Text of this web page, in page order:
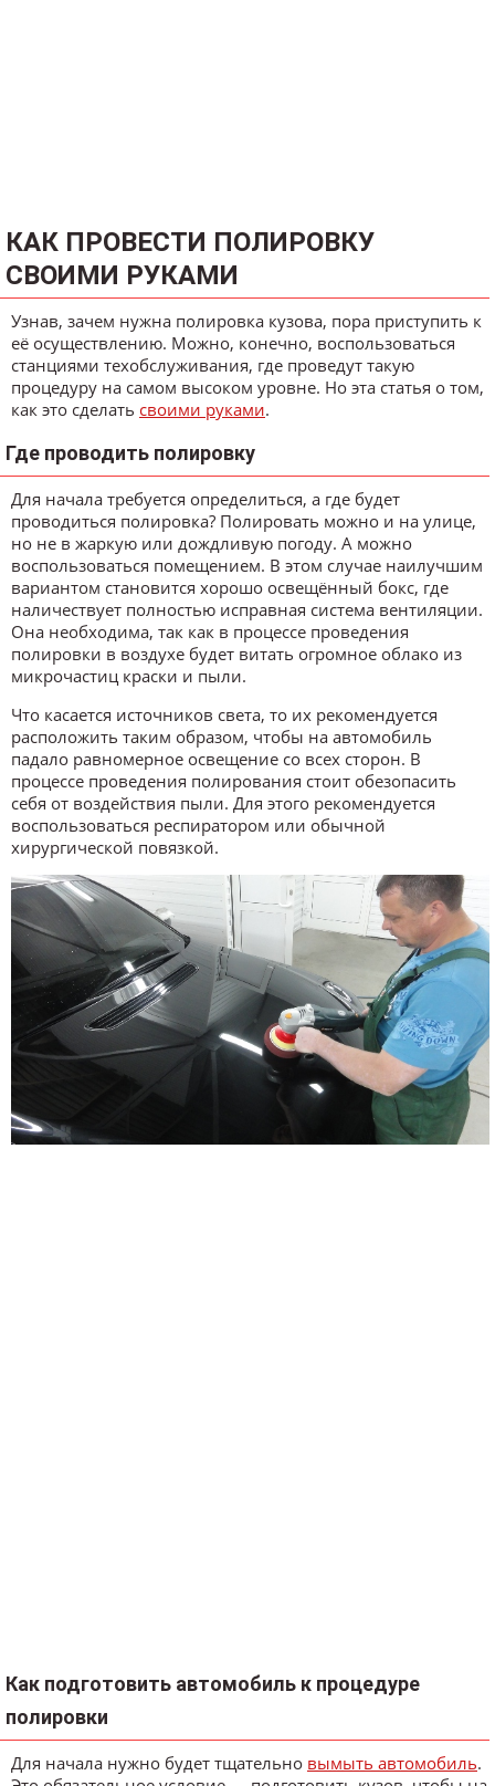
КАК ПРОВЕСТИ ПОЛИРОВКУ
СВОИМИ РУКАМИ
Узнав, зачем нужна полировка кузова, пора приступить к
её осуществлению. Можно, конечно, воспользоваться
станциями техобслуживания, где проведут такую
процедуру на самом высоком уровне. Но эта статья о том,
как это сделать своими руками.
Где проводить полировку
Для начала требуется определиться, а где будет
проводиться полировка? Полировать можно и на улице,
но не в жаркую или дождливую погоду. А можно
воспользоваться помещением. В этом случае наилучшим
вариантом становится хорошо освещённый бокс, где
наличествует полностью исправная система вентиляции.
Она необходима, так как в процессе проведения
полировки в воздухе будет витать огромное облако из
микрочастиц краски и пыли.
Что касается источников света, то их рекомендуется
расположить таким образом, чтобы на автомобиль
падало равномерное освещение со всех сторон. В
процессе проведения полирования стоит обезопасить
себя от воздействия пыли. Для этого рекомендуется
воспользоваться респиратором или обычной
хирургической повязкой.
Как подготовить автомобиль к процедуре
полировки
Для начала нужно будет тщательно вымыть автомобиль.